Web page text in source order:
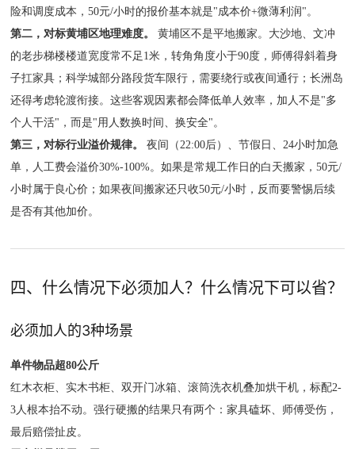
险和调度成本，50元/小时的报价基本就是"成本价+微薄利润"。
第二，对标黄埔区地理难度。
黄埔区不是平地搬家。大沙地、文冲
的老步梯楼楼道宽度常不足1米，转角角度小于90度，师傅得斜着身
子扛家具；科学城部分路段货车限行，需要绕行或夜间通行；长洲岛
还得考虑轮渡衔接。这些客观因素都会降低单人效率，加人不是"多
个人干活"，而是"用人数换时间、换安全"。
第三，对标行业溢价规律。
夜间（22:00后）、节假日、24小时加急
单，人工费会溢价30%-100%。如果是常规工作日的白天搬家，50元/
小时属于良心价；如果夜间搬家还只收50元/小时，反而要警惕后续
是否有其他加价。
四、什么情况下必须加人？什么情况下可以省？
必须加人的3种场景
单件物品超80公斤
红木衣柜、实木书柜、双开门冰箱、滚筒洗衣机叠加烘干机，标配2-
3人根本抬不动。强行硬搬的结果只有两个：家具磕坏、师傅受伤，
最后赔偿扯皮。